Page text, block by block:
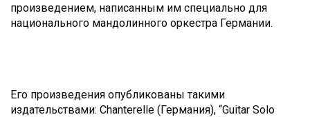
произведением, написанным им специально для
национального мандолинного оркестра Германии.
Его произведения опубликованы такими
издательствами: Chanterelle (Германия), “Guitar Solo